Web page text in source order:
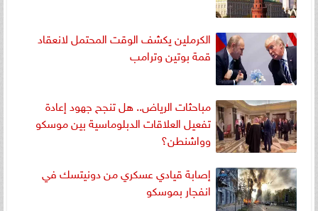
الكرملين يكشف الوقت المحتمل لانعقاد
قمة بوتين وترامب
مباحثات الرياض.. هل تنجح جهود إعادة
تفعيل العلاقات الدبلوماسية بين موسكو
وواشنطن؟
إصابة قيادي عسكري من دونيتسك في
انفجار بموسكو